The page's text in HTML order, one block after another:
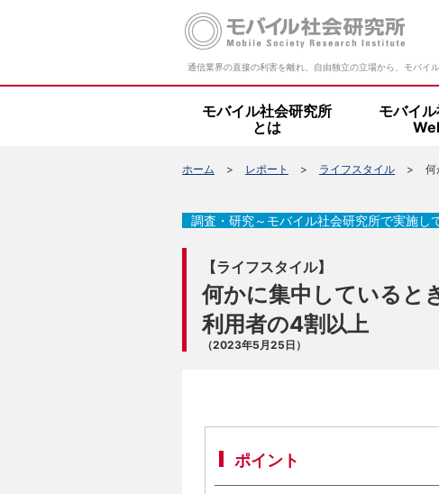
通信業界の直接の利害を離れ、自由独立の立場から、モバイ
モバイル社会研究所
とは
モバイ
ホーム レポート ライフスタイル 何
【ライフスタイル】
何かに集中していると
利用者の4割以上
（2023年5月25日）
調査・研究～モバイル社会研究所で実施し
ポイント